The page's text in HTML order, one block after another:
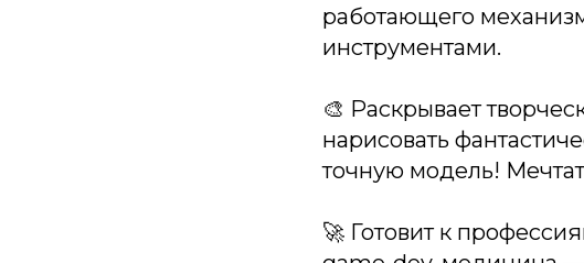
работающего
инструментами.
🎨 Раскрывает
нарисовать
точную модель!
🚀 Готовит к